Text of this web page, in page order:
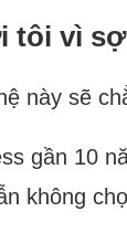
vì
này sẽ
gần 10
không